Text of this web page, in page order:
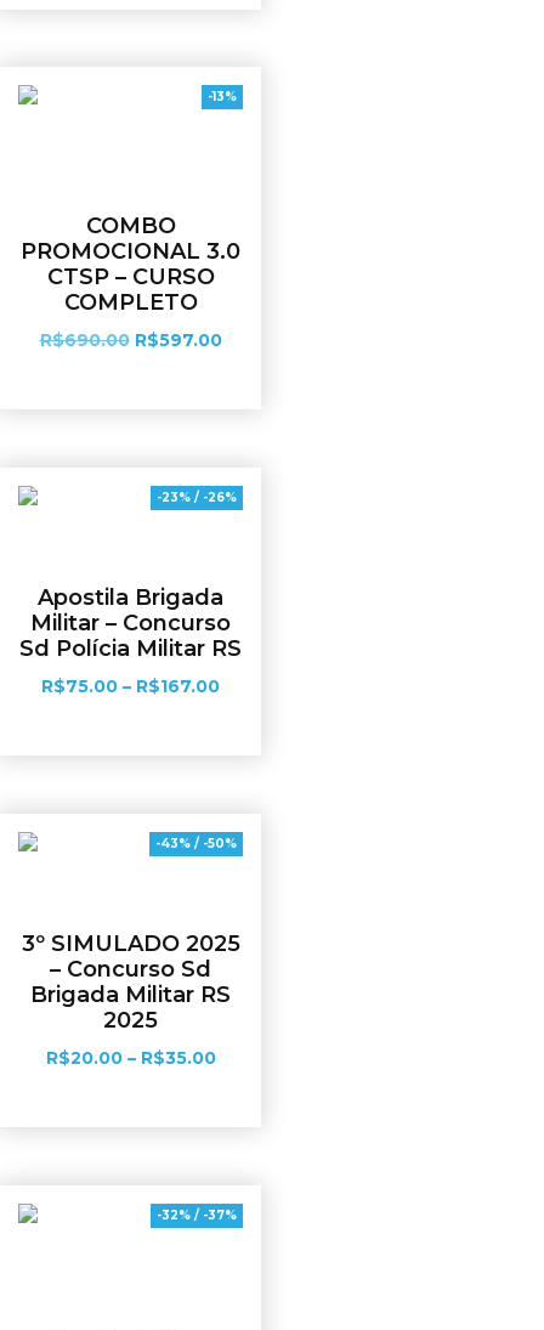
-13%
COMBO
PROMOCIONAL 3.0
CTSP – CURSO
COMPLETO
R$690.00 R$597.00
-23% / -26%
Apostila Brigada
Militar – Concurso
Sd Polícia Militar RS
R$75.00 – R$167.00
-43% / -50%
3º SIMULADO 2025
– Concurso Sd
Brigada Militar RS
2025
R$20.00 – R$35.00
-32% / -37%